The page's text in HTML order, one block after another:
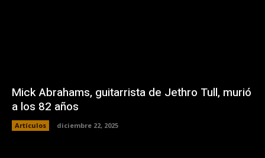
Mick Abrahams, guitarrista de Jethro Tull, murió
a los 82 años
Artículos diciembre 22, 2025